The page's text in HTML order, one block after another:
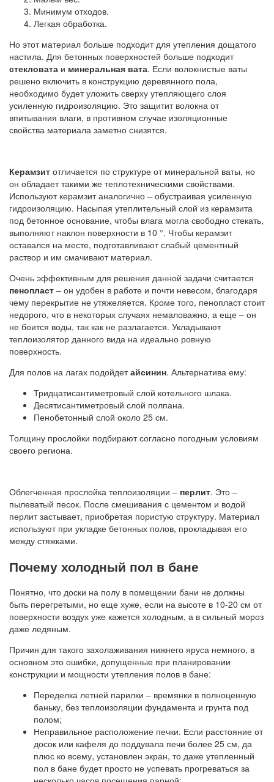
Минимум отходов.
Легкая обработка.
Но этот материал больше подходит для утепления дощатого
настила. Для бетонных поверхностей больше подходит
стекловата и минеральная вата. Если волокнистые ваты
решено включить в конструкцию деревянного пола,
необходимо будет уложить сверху утепляющего слоя
усиленную гидроизоляцию. Это защитит волокна от
впитывания влаги, в противном случае изоляционные
свойства материала заметно снизятся.
Керамзит отличается по структуре от минеральной ваты, но
он обладает такими же теплотехническими свойствами.
Используют керамзит аналогично – обустраивая усиленную
гидроизоляцию. Насыпая утеплительный слой из керамзита
под бетонное основание, чтобы влага могла свободно стекать,
выполняют наклон поверхности в 10 °. Чтобы керамзит
оставался на месте, подготавливают слабый цементный
раствор и им смачивают материал.
Очень эффективным для решения данной задачи считается
пенопласт – он удобен в работе и почти невесом, благодаря
чему перекрытие не утяжеляется. Кроме того, пенопласт стоит
недорого, что в некоторых случаях немаловажно, а еще – он
не боится воды, так как не разлагается. Укладывают
теплоизолятор данного вида на идеально ровную
поверхность.
Для полов на лагах подойдетайсинин. Альтернатива ему:
Тридцатисантиметровый слой котельного шлака.
Десятисантиметровый слой полпана.
Пенобетонный слой около 25 см.
Толщину прослойки подбирают согласно погодным условиям
своего региона.
Облегченная прослойка теплоизоляции – перлит. Это –
пылеватый песок. После смешивания с цементом и водой
перлит застывает, приобретая пористую структуру. Материал
используют при укладке бетонных полов, прокладывая его
между стяжками.
Почему холодный пол в бане
Понятно, что доски на полу в помещении бани не должны
быть перегретыми, но еще хуже, если на высоте в 10-20 см от
поверхности воздух уже кажется холодным, а в сильный мороз
даже ледяным.
Причин для такого захолаживания нижнего яруса немного, в
основном это ошибки, допущенные при планировании
конструкции и мощности утепления полов в бане:
Переделка летней парилки – времянки в полноценную
баньку, без теплоизоляции фундамента и грунта под
полом;
Неправильное расположение печки. Если расстояние от
досок или кафеля до поддувала печи более 25 см, да
плюс ко всему, установлен экран, то даже утепленный
пол в бане будет просто не успевать прогреваться за